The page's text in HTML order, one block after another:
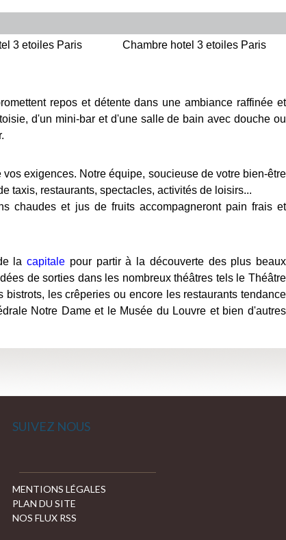
3 etoiles Paris Chambre hotel 3 etoiles Paris
repos et détente dans une ambiance raffinée et
d'un mini-bar et d'une salle de bain avec douche ou
vos exigences. Notre équipe, soucieuse de votre bien-être
taxis, restaurants, spectacles, activités de loisirs...
chaudes et jus de fruits accompagneront pain frais et
lacapitale pour partir à la découverte des plus beaux
de sorties dans les nombreux théâtres tels le Théâtre
les crêperies ou encore les restaurants tendance
Notre Dame et le Musée du Louvre et bien d'autres
SUIVEZ NOUS
MENTIONS LÉGALES
PLAN DU SITE
NOS FLUX RSS